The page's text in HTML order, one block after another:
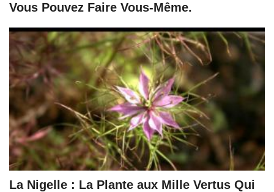
Vous Pouvez Faire Vous-Même.
La Nigelle : La Plante aux Mille Vertus Qui